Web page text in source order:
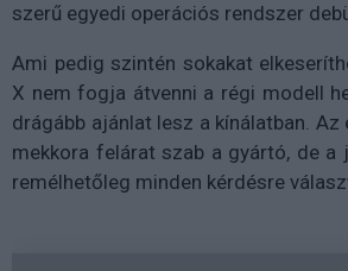
szerű egyedi operációs rendszer
Ami pedig szintén sokakat
X nem fogja átvenni a régi modell
drágább ajánlat lesz a kínálatban.
mekkora felárat szab a gyártó, de a
remélhetőleg minden kérdésre